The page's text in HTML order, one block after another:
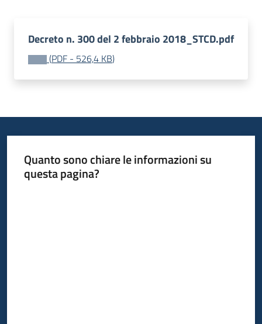
Decreto n. 300 del 2 febbraio 2018_STCD.pdf
(PDF - 526,4 KB)
Quanto sono chiare le informazioni su
questa pagina?